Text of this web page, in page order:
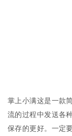
掌上小满这是一款
流的过程中发送各
保存的更好。一定